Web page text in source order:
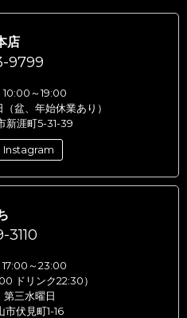
店
9799
10:00～19:00
盆、年始休業あり）
新涯町5-31-39
Instagram
3110
17:00～23:00
ドリンク22:30）
第三水曜日
市伏見町1-16